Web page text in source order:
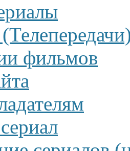
фильмов